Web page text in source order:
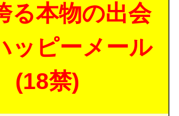
る本物の出会
ッピーメール
(18禁)